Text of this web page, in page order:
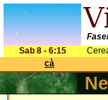
Sab 8 - 6:15
cà